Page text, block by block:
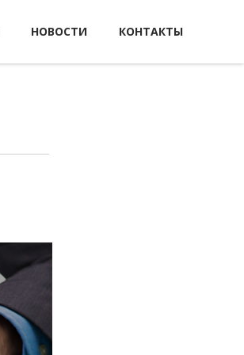
НОВОСТИ КОНТАКТЫ